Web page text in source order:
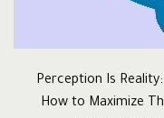
Perception Is
How to Maximize